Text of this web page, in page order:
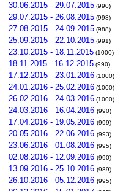
30.06.2015 - 29.07.2015 (990)
29.07.2015 - 26.08.2015 (998)
27.08.2015 - 24.09.2015 (988)
25.09.2015 - 22.10.2015 (991)
23.10.2015 - 18.11.2015 (1000)
18.11.2015 - 16.12.2015 (990)
17.12.2015 - 23.01.2016 (1000)
24.01.2016 - 25.02.2016 (1000)
26.02.2016 - 24.03.2016 (1000)
24.03.2016 - 16.04.2016 (990)
17.04.2016 - 19.05.2016 (999)
20.05.2016 - 22.06.2016 (993)
23.06.2016 - 01.08.2016 (995)
02.08.2016 - 12.09.2016 (990)
13.09.2016 - 25.10.2016 (989)
26.10.2016 - 05.12.2016 (995)